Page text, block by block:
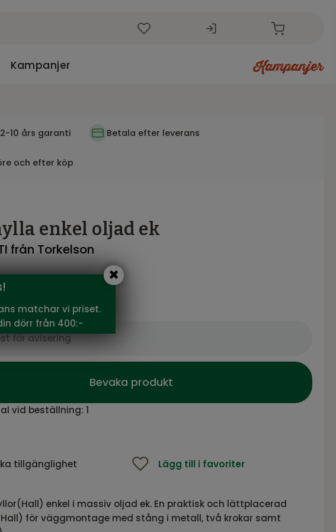
Kampanjer
2-10 års garanti Betala efter leverans
och efter köp
enkel oljad ek
från Torkelson
Bevaka produkt
vid beställning: 1
tillgänglighet Lägg till i favoriter
enkel i massiv oljad ek. En praktisk och lättplacerad
för väggmontage med stång i metall, två krokar samt
matchar vi priset.
dörr från 400:-